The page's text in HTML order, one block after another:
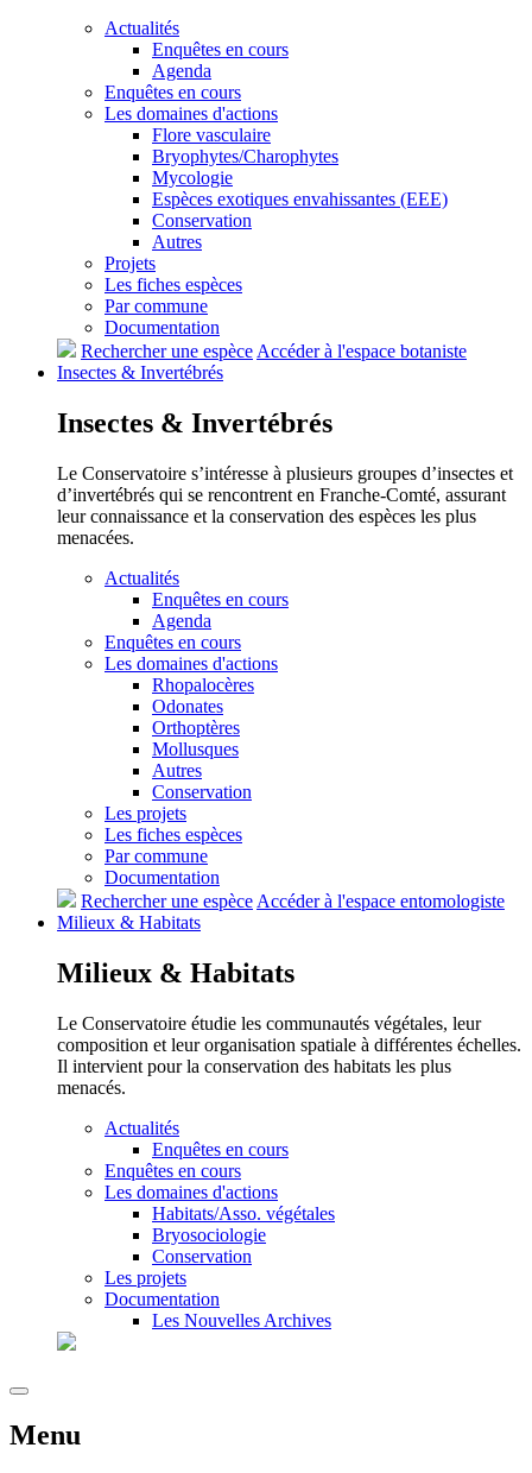
Actualités
Enquêtes en cours
Agenda
Enquêtes en cours
Les domaines d'actions
Flore vasculaire
Bryophytes/Charophytes
Mycologie
Espèces exotiques envahissantes (EEE)
Conservation
Autres
Projets
Les fiches espèces
Par commune
Documentation
Rechercher une espèceAccéder à l'espace botaniste
Insectes & Invertébrés
Insectes & Invertébrés
Le Conservatoire s’intéresse à plusieurs groupes d’insectes et
d’invertébrés qui se rencontrent en Franche-Comté, assurant
leur connaissance et la conservation des espèces les plus
menacées.
Actualités
Enquêtes en cours
Agenda
Enquêtes en cours
Les domaines d'actions
Rhopalocères
Odonates
Orthoptères
Mollusques
Autres
Conservation
Les projets
Les fiches espèces
Par commune
Documentation
Rechercher une espèce Accéder à l'espace entomologiste
Milieux & Habitats
Milieux & Habitats
Le Conservatoire étudie les communautés végétales, leur
composition et leur organisation spatiale à différentes échelles.
Il intervient pour la conservation des habitats les plus
menacés.
Actualités
Enquêtes en cours
Enquêtes en cours
Les domaines d'actions
Habitats/Asso. végétales
Bryosociologie
Conservation
Les projets
Documentation
Les Nouvelles Archives
Menu